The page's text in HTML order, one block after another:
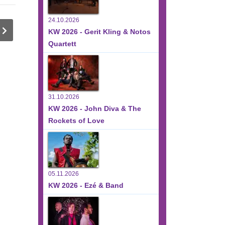
24.10.2026
KW 2026 - Gerit Kling & Notos
Quartett
31.10.2026
KW 2026 - John Diva & The
Rockets of Love
05.11.2026
KW 2026 - Ezé & Band